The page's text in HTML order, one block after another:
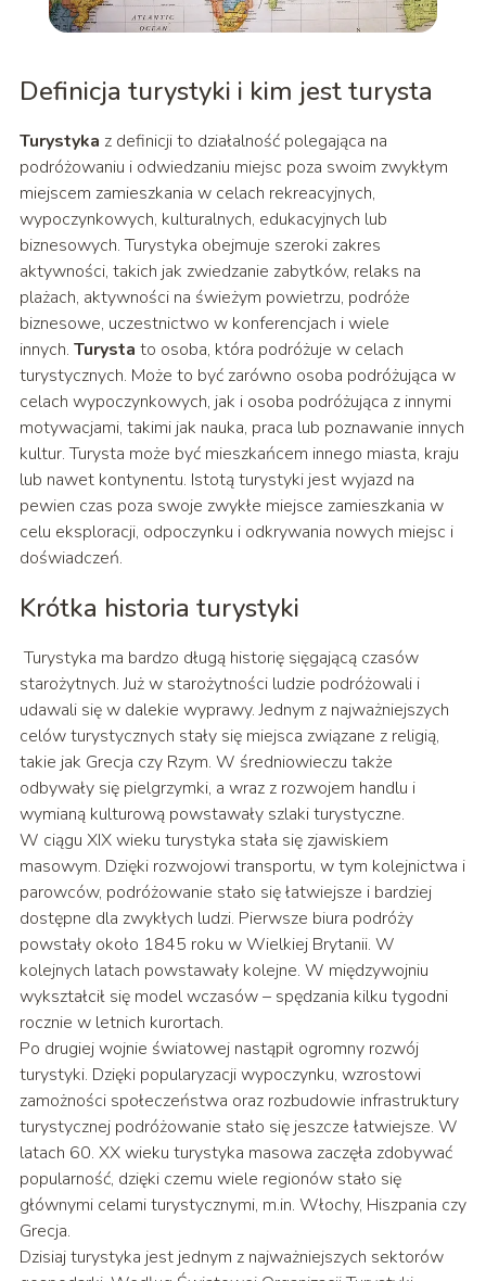
Definicja turystyki i kim jest turysta
Turystyka z definicji to działalność polegająca na
podróżowaniu i odwiedzaniu miejsc poza swoim zwykłym
miejscem zamieszkania w celach rekreacyjnych,
wypoczynkowych, kulturalnych, edukacyjnych lub
biznesowych. Turystyka obejmuje szeroki zakres
aktywności, takich jak zwiedzanie zabytków, relaks na
plażach, aktywności na świeżym powietrzu, podróże
biznesowe, uczestnictwo w konferencjach i wiele
innych. Turysta to osoba, która podróżuje w celach
turystycznych. Może to być zarówno osoba podróżująca w
celach wypoczynkowych, jak i osoba podróżująca z innymi
motywacjami, takimi jak nauka, praca lub poznawanie innych
kultur. Turysta może być mieszkańcem innego miasta, kraju
lub nawet kontynentu. Istotą turystyki jest wyjazd na
pewien czas poza swoje zwykłe miejsce zamieszkania w
celu eksploracji, odpoczynku i odkrywania nowych miejsc i
doświadczeń.
Krótka historia turystyki
Turystyka ma bardzo długą historię sięgającą czasów
starożytnych. Już w starożytności ludzie podróżowali i
udawali się w dalekie wyprawy. Jednym z najważniejszych
celów turystycznych stały się miejsca związane z religią,
takie jak Grecja czy Rzym. W średniowieczu także
odbywały się pielgrzymki, a wraz z rozwojem handlu i
wymianą kulturową powstawały szlaki turystyczne.
W ciągu XIX wieku turystyka stała się zjawiskiem
masowym. Dzięki rozwojowi transportu, w tym kolejnictwa i
parowców, podróżowanie stało się łatwiejsze i bardziej
dostępne dla zwykłych ludzi. Pierwsze biura podróży
powstały około 1845 roku w Wielkiej Brytanii. W
kolejnych latach powstawały kolejne. W międzywojniu
wykształcił się model wczasów – spędzania kilku tygodni
rocznie w letnich kurortach.
Po drugiej wojnie światowej nastąpił ogromny rozwój
turystyki. Dzięki popularyzacji wypoczynku, wzrostowi
zamożności społeczeństwa oraz rozbudowie infrastruktury
turystycznej podróżowanie stało się jeszcze łatwiejsze. W
latach 60. XX wieku turystyka masowa zaczęła zdobywać
popularność, dzięki czemu wiele regionów stało się
głównymi celami turystycznymi, m.in. Włochy, Hiszpania czy
Grecja.
Dzisiaj turystyka jest jednym z najważniejszych sektorów